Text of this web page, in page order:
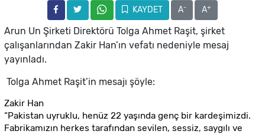
KAYDET A- A+
Arun Un Şirketi Direktörü Tolga Ahmet Raşit, şirket
çalışanlarından Zakir Han’ın vefatı nedeniyle mesaj
yayınladı.
Tolga Ahmet Raşit’in mesajı şöyle:
Zakir Han
“Pakistan uyruklu, henüz 22 yaşında genç bir kardeşimizdi.
Fabrikamızın herkes tarafından sevilen, sessiz, saygılı ve